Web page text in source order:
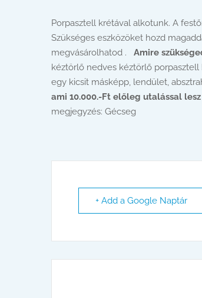
Porpasztell krétával alkotunk. A
Szükséges eszközöket hozd
megvásárolhatod . Amire
kéztörlő nedves kéztörlő
egy kicsit másképp, lendület,
ami 10.000.-Ft előleg utalással
megjegyzés: Gécseg
+ Add a Google Naptár